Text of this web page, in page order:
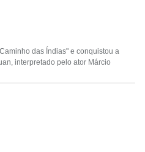
das Índias" e conquistou a
interpretado pelo ator Márcio